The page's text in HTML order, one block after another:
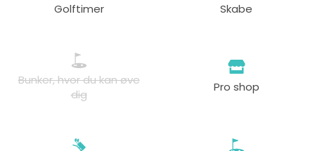
Golftimer Skabe
Bunker, hvor du kan øve
dig
Pro shop